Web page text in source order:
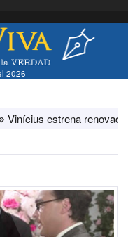
2026
estrena renovación